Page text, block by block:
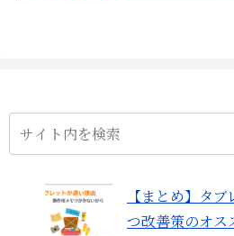
【まとめ】タ
つ改善策のオス